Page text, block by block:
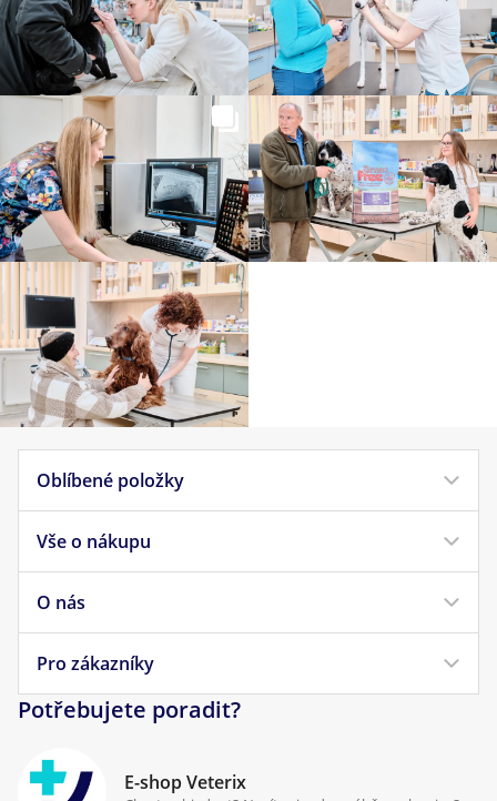
Oblíbené položky
Krmivo pro psy
Krmivo pro kočky
Veterinární diety
Pamlsky pro psy
Vše o nákupu
Doprava a platba
Obchodní podmínky
Reklamace a vrácení
O nás
Náš příběh
Pro zákazníky
Klinika Prostějov
Potřebujete poradit?
E-shop Veterix